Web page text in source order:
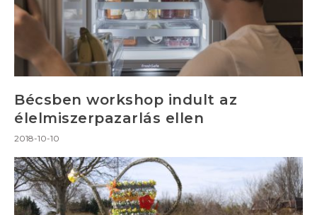
Bécsben workshop indult az
élelmiszerpazarlás ellen
2018-10-10